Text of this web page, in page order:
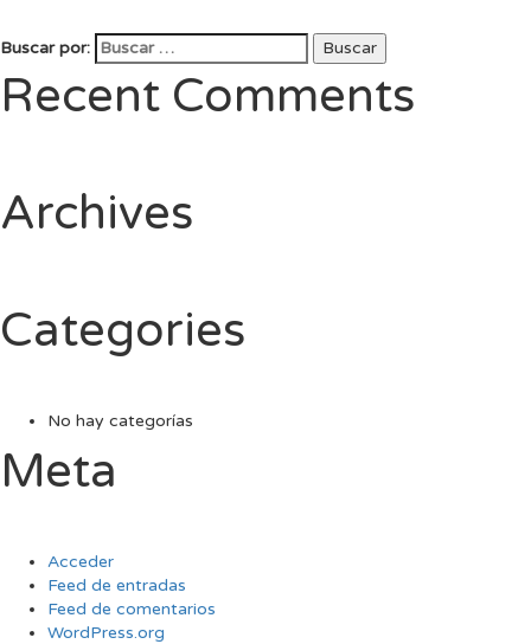
Buscar por: Buscar
Recent Comments
Archives
Categories
No hay categorías
Meta
Acceder
Feed de entradas
Feed de comentarios
WordPress.org